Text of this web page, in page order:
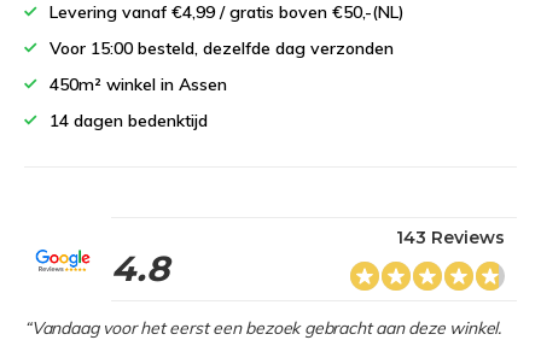
Levering vanaf €4,99 / gratis boven €50,-(NL)
Voor 15:00 besteld, dezelfde dag verzonden
450m² winkel in Assen
14 dagen bedenktijd
4.8
143 Reviews
“Vandaag voor het eerst een bezoek gebracht aan deze winkel.